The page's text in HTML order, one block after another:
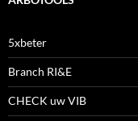
5xbeter
Branch RI&E
CHECK uw VIB